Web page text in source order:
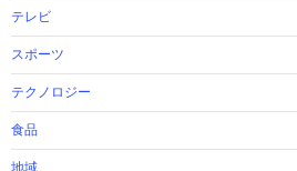
テレビ
スポーツ
テクノロジー
食品
地域